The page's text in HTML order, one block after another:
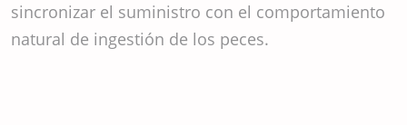
sincronizar el suministro con el comportamiento
natural de ingestión de los peces.